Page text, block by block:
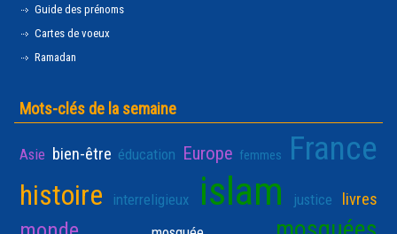
Guide des prénoms
Cartes de voeux
Ramadan
Mots-clés de la semaine
Asie bien-être éducation Europe femmes France
histoire interreligieux islam justice livres